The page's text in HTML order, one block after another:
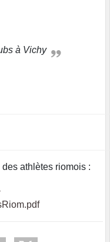
à Vichy
athlètes riomois :